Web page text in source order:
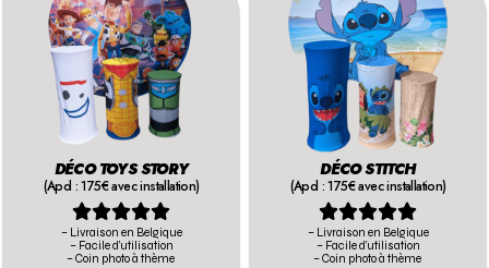
DÉCO TOYS STORY
(Apd : 175€ avec installation)

– Livraison en Belgique
– Facile d’utilisation
– Coin photo à thème
DÉCO STITCH
(Apd : 175€ avec installation)

– Livraison en Belgique
– Facile d’utilisation
– Coin photo à thème